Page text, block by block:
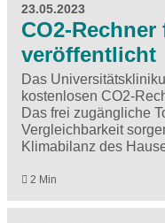
23.05.2023
CO2-
veröffentlicht
Das
kostenlosen CO2-
Das frei zugängliche
Vergleichbarkeit
Klimabilanz des
2 Min